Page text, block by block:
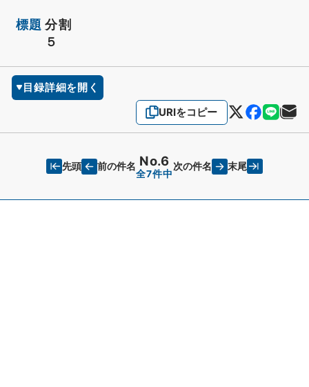
標題 分割
５
目録詳細を開く
URIをコピー
先頭 前の件名 No.6
全7件中
次の件名 末尾